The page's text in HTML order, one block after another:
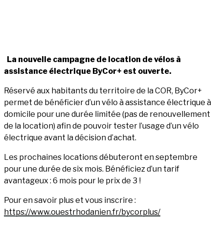
La nouvelle campagne de location de vélos à
assistance électrique ByCor+ est ouverte.
Réservé aux habitants du territoire de la COR, ByCor+
permet de bénéficier d’un vélo à assistance électrique à
domicile pour une durée limitée (pas de renouvellement
de la location) afin de pouvoir tester l’usage d’un vélo
électrique avant la décision d’achat.
Les prochaines locations débuteront en septembre
pour une durée de six mois. Bénéficiez d’un tarif
avantageux : 6 mois pour le prix de 3 !
Pour en savoir plus et vous inscrire :
https://www.ouestrhodanien.fr/bycorplus/